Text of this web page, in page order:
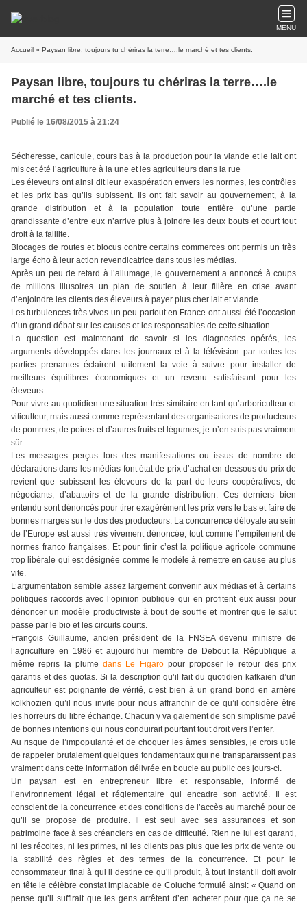
MENU
Accueil » Paysan libre, toujours tu chériras la terre….le marché et tes clients.
Paysan libre, toujours tu chériras la terre….le
marché et tes clients.
Publié le 16/08/2015 à 21:24
Sécheresse, canicule, cours bas à la production pour la viande et le lait ont
mis cet été l’agriculture à la une et les agriculteurs dans la rue
Les éleveurs ont ainsi dit leur exaspération envers les normes, les contrôles
et les prix bas qu’ils subissent. Ils ont fait savoir au gouvernement, à la
grande distribution et à la population toute entière qu’une partie
grandissante d’entre eux n’arrive plus à joindre les deux bouts et court tout
droit à la faillite.
Blocages de routes et blocus contre certains commerces ont permis un très
large écho à leur action revendicatrice dans tous les médias.
Après un peu de retard à l’allumage, le gouvernement a annoncé à coups
de millions illusoires un plan de soutien à leur filière en crise avant
d’enjoindre les clients des éleveurs à payer plus cher lait et viande.
Les turbulences très vives un peu partout en France ont aussi été l’occasion
d’un grand débat sur les causes et les responsables de cette situation.
La question est maintenant de savoir si les diagnostics opérés, les
arguments développés dans les journaux et à la télévision par toutes les
parties prenantes éclairent utilement la voie à suivre pour installer de
meilleurs équilibres économiques et un revenu satisfaisant pour les
éleveurs.
Pour vivre au quotidien une situation très similaire en tant qu’arboriculteur et
viticulteur, mais aussi comme représentant des organisations de producteurs
de pommes, de poires et d’autres fruits et légumes, je n’en suis pas vraiment
sûr.
Les messages perçus lors des manifestations ou issus de nombre de
déclarations dans les médias font état de prix d’achat en dessous du prix de
revient que subissent les éleveurs de la part de leurs coopératives, de
négociants, d’abattoirs et de la grande distribution. Ces derniers bien
entendu sont dénoncés pour tirer exagérément les prix vers le bas et faire de
bonnes marges sur le dos des producteurs. La concurrence déloyale au sein
de l’Europe est aussi très vivement dénoncée, tout comme l’empilement de
normes franco françaises. Et pour finir c’est la politique agricole commune
trop libérale qui est désignée comme le modèle à remettre en cause au plus
vite.
L’argumentation semble assez largement convenir aux médias et à certains
politiques raccords avec l’opinion publique qui en profitent eux aussi pour
dénoncer un modèle productiviste à bout de souffle et montrer que le salut
passe par le bio et les circuits courts.
François Guillaume, ancien président de la FNSEA devenu ministre de
l’agriculture en 1986 et aujourd’hui membre de Debout la République a
même repris la plume dans Le Figaro pour proposer le retour des prix
garantis et des quotas. Si la description qu’il fait du quotidien kafkaïen d’un
agriculteur est poignante de vérité, c’est bien à un grand bond en arrière
kolkhozien qu’il nous invite pour nous affranchir de ce qu’il considère être
les horreurs du libre échange. Chacun y va gaiement de son simplisme pavé
de bonnes intentions qui nous conduirait pourtant tout droit vers l’enfer.
Au risque de l’impopularité et de choquer les âmes sensibles, je crois utile
de rappeler brutalement quelques fondamentaux qui ne transparaissent pas
vraiment dans cette information délivrée en boucle au public ces jours-ci.
Un paysan est en entrepreneur libre et responsable, informé de
l’environnement légal et réglementaire qui encadre son activité. Il est
conscient de la concurrence et des conditions de l’accès au marché pour ce
qu’il se propose de produire. Il est seul avec ses assurances et son
patrimoine face à ses créanciers en cas de difficulté. Rien ne lui est garanti,
ni les récoltes, ni les primes, ni les clients pas plus que les prix de vente ou
la stabilité des règles et des termes de la concurrence. Et pour le
consommateur final à qui il destine ce qu’il produit, à tout instant il doit avoir
en tête le célèbre constat implacable de Coluche formulé ainsi: « Quand on
pense qu’il suffirait que les gens arrêtent d’en acheter pour que ça ne se